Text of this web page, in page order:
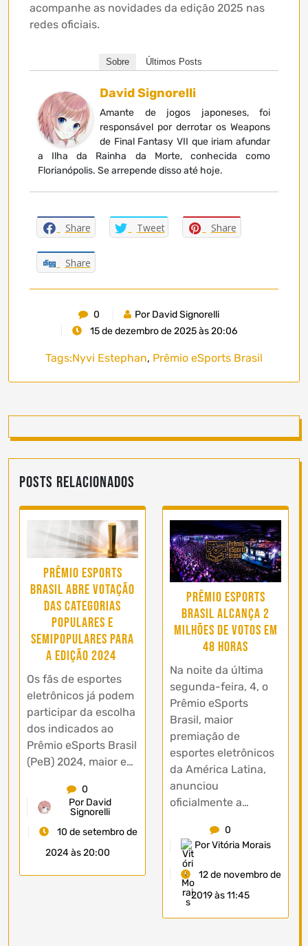
acompanhe as novidades da edição 2025 nas
redes oficiais.
Sobre Últimos Posts
David Signorelli
Amante de jogos japoneses, foi
responsável por derrotar os Weapons
de Final Fantasy VII que iriam afundar
a Ilha da Rainha da Morte, conhecida como
Florianópolis. Se arrepende disso até hoje.
Share Tweet Share
Share
0
Por David Signorelli
15 de dezembro de 2025 às 20:06
Tags:Nyvi Estephan, Prêmio eSports Brasil
Posts Relacionados
Prêmio eSports
Brasil abre votação
das categorias
populares e
semipopulares para
a edição 2024
Os fãs de esportes
eletrônicos já podem
participar da escolha
dos indicados ao
Prêmio eSports Brasil
(PeB) 2024, maior e…
0
Por David
Signorelli
10 de setembro de
2024 às 20:00
Prêmio eSports
Brasil alcança 2
milhões de votos em
48 horas
Na noite da última
segunda-feira, 4, o
Prêmio eSports
Brasil, maior
premiação de
esportes eletrônicos
da América Latina,
anunciou
oficialmente a…
0
Por Vitória Morais
12 de novembro de
2019 às 11:45